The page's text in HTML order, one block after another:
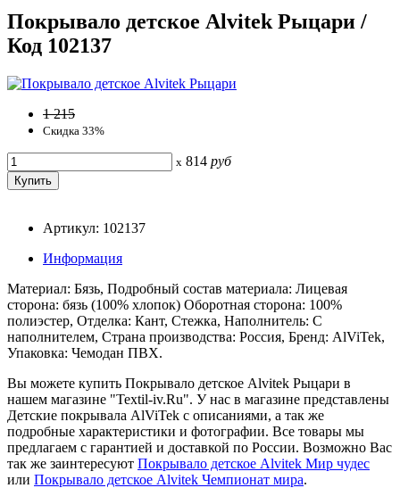
Покрывало детское Alvitek Рыцари /
Код 102137
1 215
Скидка 33%
x 814 руб
Артикул: 102137
Информация
Материал: Бязь, Подробный состав материала: Лицевая
сторона: бязь (100% хлопок) Оборотная сторона: 100%
полиэстер, Отделка: Кант, Стежка, Наполнитель: С
наполнителем, Страна производства: Россия, Бренд: AlViTek,
Упаковка: Чемодан ПВХ.
Вы можете купить Покрывало детское Alvitek Рыцари в
нашем магазине "Textil-iv.Ru". У нас в магазине представлены
Детские покрывала AlViTek с описаниями, а так же
подробные характеристики и фотографии. Все товары мы
предлагаем с гарантией и доставкой по России. Возможно Вас
так же заинтересуют Покрывало детское Alvitek Мир чудес
или Покрывало детское Alvitek Чемпионат мира.